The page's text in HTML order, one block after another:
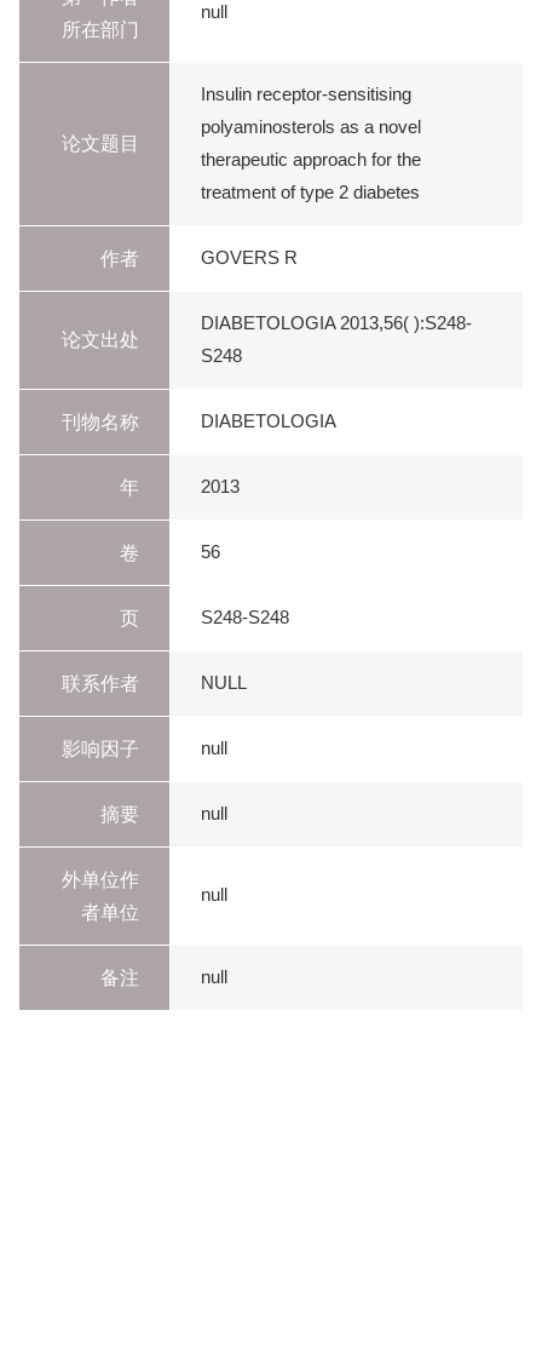
所在部门
null
论文题目
Insulin receptor-sensitising
polyaminosterols as a novel
therapeutic approach for the
treatment of type 2 diabetes
作者 GOVERS R
论文出处
DIABETOLOGIA 2013,56( ):S248-
S248
刊物名称 DIABETOLOGIA
年 2013
卷 56
页 S248-S248
联系作者 NULL
影响因子 null
摘要 null
外单位作
者单位
null
备注 null